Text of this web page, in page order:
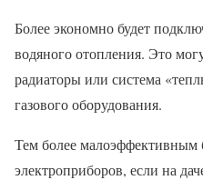
Более экономно будет
водяного отопления. Это
радиаторы или система
газового оборудования.
Тем более малоэффективным
электроприборов, если на